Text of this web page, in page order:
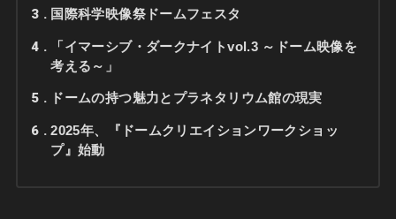
3 国際科学映像祭ドームフェスタ
4
「イマーシブ・ダークナイトvol.3 ～ドーム映像を
考える～」
5 ドームの持つ魅力とプラネタリウム館の現実
6
2025年、『ドームクリエイションワークショッ
プ』始動